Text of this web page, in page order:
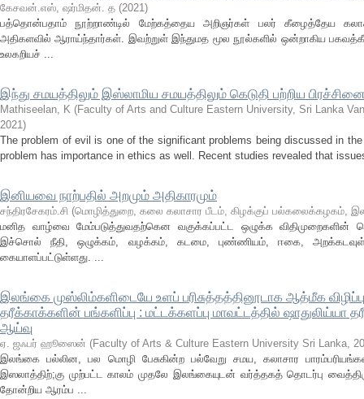
கேசவன்.எஸ், ஷர்மிதன். த (2021)
பத்தொன்பதாம் நூற்றாண்டில் மேற்கத்தைய அறிஞர்கள் பலர் கீழைத்தேய
அதிகளவில் ஆராய்ந்தார்கள். இவற்றுள் இந்துமத மூல நூல்களில் ஒன்றாகிய
உலகறியச் ...
இந்து சமயத்திலும் இஸ்லாமிய சமயத்திலும் கெடுதி பற்றிய
Mathiseelan, K (Faculty of Arts and Culture Eastern University, Sri Lanka
2021)
The problem of evil is one of the significant problems being discussed in
problem has importance in ethics as well. Recent studies revealed that
இனியவை நாற்பதில் அறமும் அதிகாரமும்
சந்திரசேகரம்.சி (மொழித்துறை, கலை கலாசார பீடம், கிழக்குப் பல்கலைக்கழகம்,
மனித வாழ்வை மேம்படுத்துவதற்கென வகுக்கப்பட்ட ஒழுக்க
இச்சொல் நீதி, ஒழுக்கம், வழக்கம், கடமை, புண்ணியம், ஈகை,
கையாளப்பட்டுள்ளது. ...
இலங்கை முஸ்லிம்களிடையே உளப் பரிசுத்தத்தினூடாக ஆத்மீக
தரீக்காக்களின் பங்களிப்பு : மட்டக்களப்பு மாவட்டத்தில் ஷாதுலிய்யா
ஆய்வு
ஏ. ஜஃபர் ஹூஸைன் (Faculty of Arts & Culture Eastern University Sri Lanka,
இலங்கை பல்லின, பல மொழி பேசுகின்ற பல்வேறு சமய, கலாசார
இஸலாத்திற்;கு முற்பட்ட காலம் முதலே இலங்கையுடன் வர்த்தகத் தொடர்பு
தோன்றிய ஆரம்ப ...